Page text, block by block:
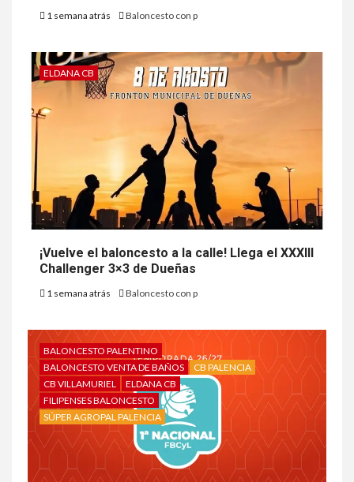
1 semana atrás Baloncesto con p
ELDANA CB
¡Vuelve el baloncesto a la calle! Llega el XXXIII
Challenger 3×3 de Dueñas
1 semana atrás Baloncesto con p
BALONCESTO PALENTINO
BALONCESTO VENTA DE BAÑOS
CB PALENCIA
CB VILLAMURIEL
ELDANA CB
FILIPENSES BALONCESTO
SÚPER AGROPAL PALENCIA